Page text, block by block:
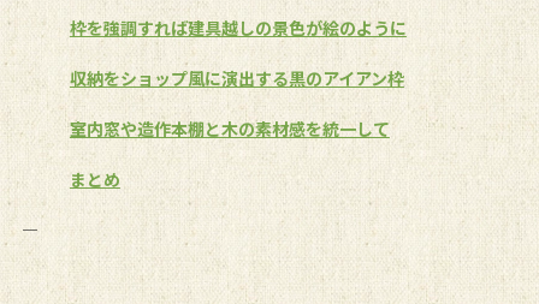
枠を強調すれば建具越しの景色が絵のように
収納をショップ風に演出する黒のアイアン枠
室内窓や造作本棚と木の素材感を統一して
まとめ
――――――――――――――――